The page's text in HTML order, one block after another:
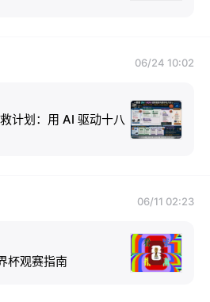
06/24 10:02
计划：用 AI 驱动十八
06/11 02:23
杯观赛指南